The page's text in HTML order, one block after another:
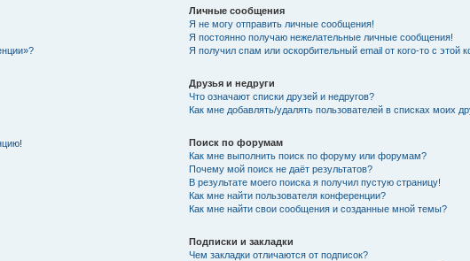
Личные сообщения
Я не могу отправить личные сообщения!
Я постоянно получаю нежелательные личные сообщения!
Я получил спам или оскорбительный email от кого-то с этой
Друзья и недруги
Что означают списки друзей и недругов?
Как мне добавлять/удалять пользователей в списках моих
Поиск по форумам
Как мне выполнить поиск по форуму или форумам?
Почему мой поиск не даёт результатов?
В результате моего поиска я получил пустую страницу!
Как мне найти пользователя конференции?
Как мне найти свои сообщения и созданные мной темы?
Подписки и закладки
Чем закладки отличаются от подписок?